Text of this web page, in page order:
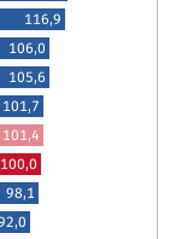
116,9
106,0
105,6
101,7
101,4
100,0
98,1